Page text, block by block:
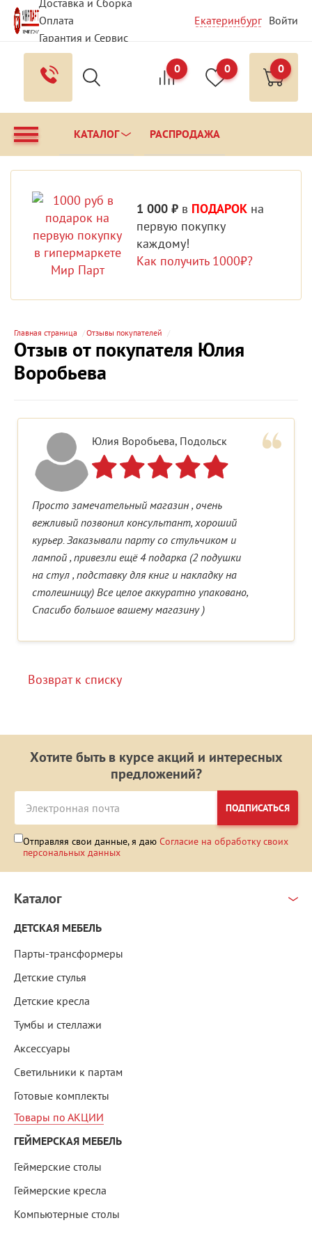
Доставка и Сборка
Оплата
Гарантия и Сервис
Вопрос - Ответ
Контакты
Екатеринбург Войти
0 0 0
КАТАЛОГ РАСПРОДАЖА
1 000 ₽ в ПОДАРОК на
первую покупку
каждому!
Как получить 1000₽?
Главная страница Отзывы покупателей
Отзыв от покупателя Юлия
Воробьева
Юлия Воробьева, Подольск
Просто замечательный магазин , очень
вежливый позвонил консультант, хороший
курьер. Заказывали парту со стульчиком и
лампой , привезли ещё 4 подарка (2 подушки
на стул , подставку для книг и накладку на
столешницу) Все целое аккуратно упаковано,
Спасибо большое вашему магазину )
Возврат к списку
Хотите быть в курсе акций и интересных
предложений?
ПОДПИСАТЬСЯ
Отправляя свои данные, я даю Согласие на обработку своих
персональных данных
Каталог
ДЕТСКАЯ МЕБЕЛЬ
Парты-трансформеры
Детские стулья
Детские кресла
Тумбы и стеллажи
Аксессуары
Светильники к партам
Готовые комплекты
Товары по АКЦИИ
ГЕЙМЕРСКАЯ МЕБЕЛЬ
Геймерские столы
Геймерские кресла
Компьютерные столы